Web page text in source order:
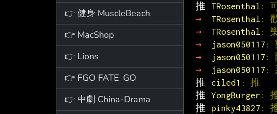
👉 健身 MuscleBeach
👉 MacShop
👉 Lions
👉 FGO FATE_GO
👉 中劇 China-Drama
推
TRosenthal :
→
TRosenthal :
→
TRosenthal :
→
jason050117 :
→
jason050117 :
→
jason050117 :
推
ciled1 : 推
推 YongBurger :
推
pinky43827 :